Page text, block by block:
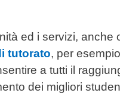
ed i servizi, anche
tutorato, per
a tutti il
dei migliori